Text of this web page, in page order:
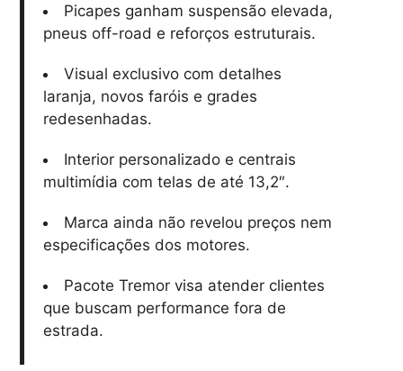
Picapes ganham suspensão elevada,
pneus off-road e reforços estruturais.
Visual exclusivo com detalhes
laranja, novos faróis e grades
redesenhadas.
Interior personalizado e centrais
multimídia com telas de até 13,2″.
Marca ainda não revelou preços nem
especificações dos motores.
Pacote Tremor visa atender clientes
que buscam performance fora de
estrada.